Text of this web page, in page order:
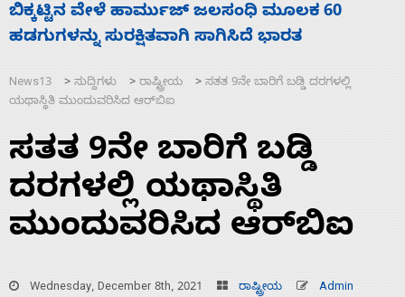
ನಾಗೇಂದ್ರ ರಾಜೀನಾಮೆ ಕೊಡದಿದ್ದರೆ ಸದನ ನಡೆಸಲು
ಬಿಡೆವು: ಛಲವಾದಿ ನಾರಾಯಣಸ್ವಾಮಿ
News13 > ಸುದ್ದಿಗಳು > ರಾಷ್ಟ್ರೀಯ > ಸತತ 9ನೇ ಬಾರಿಗೆ ಬಡ್ಡಿ ದರಗಳಲ್ಲಿ
ಯಥಾಸ್ಥಿತಿ ಮುಂದುವರಿಸಿದ ಆರ್‌ಬಿಐ
ಸತತ 9ನೇ ಬಾರಿಗೆ ಬಡ್ಡಿ
ದರಗಳಲ್ಲಿ ಯಥಾಸ್ಥಿತಿ
ಮುಂದುವರಿಸಿದ ಆರ್‌ಬಿಐ
Wednesday, December 8th, 2021 ರಾಷ್ಟ್ರೀಯ Admin